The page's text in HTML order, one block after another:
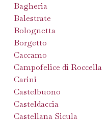
Bagheria
Balestrate
Bolognetta
Borgetto
Caccamo
Campofelice di Roccella
Carini
Castelbuono
Casteldaccia
Castellana Sicula